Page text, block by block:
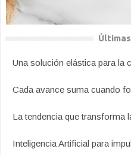
Una solución elástica para la
Cada avance suma cuando
La tendencia que transforma
Inteligencia Artificial para